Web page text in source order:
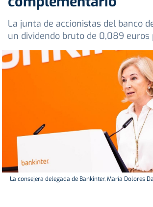
La junta de accionistas del banco
un dividendo bruto de 0,089 euros
La consejera delegada de Bankinter, María Dolores